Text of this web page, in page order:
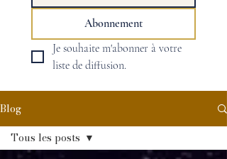
Abonnement
Je souhaite m'abonner à votre
liste de diffusion.
Blog
Tous les posts